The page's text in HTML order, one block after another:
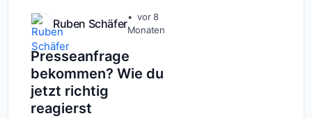
Ruben Schäfer
vor 8
Monaten
Presseanfrage
bekommen? Wie du
jetzt richtig
reagierst